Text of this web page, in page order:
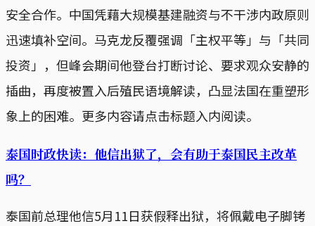
安全合作。中国凭藉大规模基建融资与不干涉内政原则
迅速填补空间。马克龙反覆强调「主权平等」与「共同
投资」，但峰会期间他登台打断讨论、要求观众安静的
插曲，再度被置入后殖民语境解读，凸显法国在重塑形
象上的困难。更多内容请点击标题入内阅读。
泰国时政快读：他信出狱了，会有助于泰国民主改革
吗？
泰国前总理他信5月11日获假释出狱，将佩戴电子脚铐